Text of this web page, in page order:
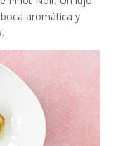
aromática y